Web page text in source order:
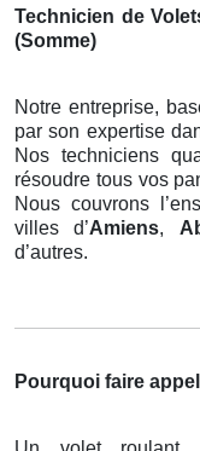
Technicien de
(Somme)
Notre entreprise,
par son expertise
Nos techniciens
résoudre tous vos
Nous couvrons
villes d’Amiens,
d’autres.
Pourquoi faire